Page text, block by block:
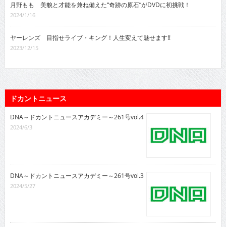
月野もも 美貌と才能を兼ね備えた“奇跡の原石”がDVDに初挑戦！
2024/1/16
ヤーレンズ 目指せライブ・キング！人生変えて魅せます!!
2023/12/15
ドカントニュース
DNA～ドカントニュースアカデミー～261号vol.4
2024/6/3
DNA～ドカントニュースアカデミー～261号vol.3
2024/5/27